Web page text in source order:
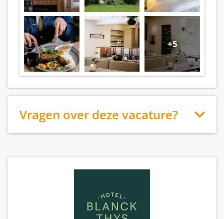
+5
Vragen over deze vacature?